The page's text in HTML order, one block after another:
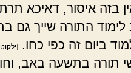
בזה איסור, דאיכא
לימוד התורה שייך גם
ביום זה כפי כחו.
תורה בתשעה באב,